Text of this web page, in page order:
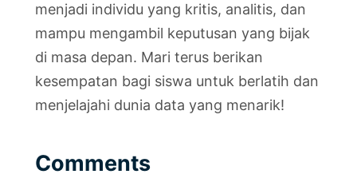
menjadi individu yang kritis, analitis, dan
mampu mengambil keputusan yang bijak
di masa depan. Mari terus berikan
kesempatan bagi siswa untuk berlatih dan
menjelajahi dunia data yang menarik!
Comments